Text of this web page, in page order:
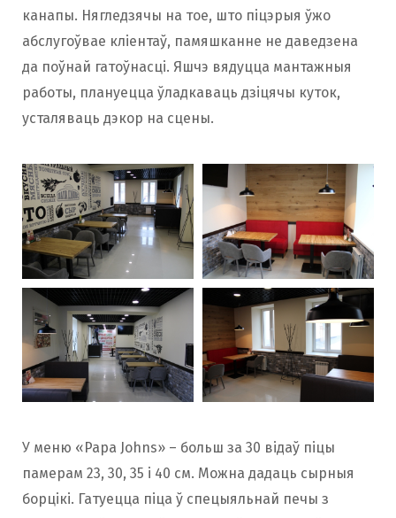
канапы. Нягледзячы на ​​тое, што піцэрыя ўжо
абслугоўвае кліентаў, памяшканне не даведзена
да поўнай гатоўнасці. Яшчэ вядуцца мантажныя
работы, плануецца ўладкаваць дзіцячы куток,
усталяваць дэкор на сцены.
У меню «Papa Johns» – больш за 30 відаў піцы
памерам 23, 30, 35 і 40 см. Можна дадаць сырныя
борцікі. Гатуецца піца ў спецыяльнай печы з